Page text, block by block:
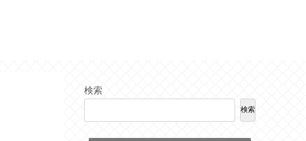
検索
検索